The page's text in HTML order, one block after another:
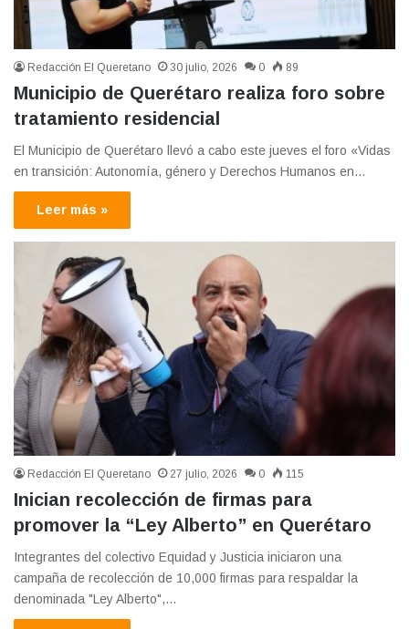
Redacción El Queretano 30 julio, 2026 0 89
Municipio de Querétaro realiza foro sobre
tratamiento residencial
El Municipio de Querétaro llevó a cabo este jueves el foro «Vidas
en transición: Autonomía, género y Derechos Humanos en…
Leer más »
Redacción El Queretano 27 julio, 2026 0 115
Inician recolección de firmas para
promover la “Ley Alberto” en Querétaro
Integrantes del colectivo Equidad y Justicia iniciaron una
campaña de recolección de 10,000 firmas para respaldar la
denominada "Ley Alberto",…